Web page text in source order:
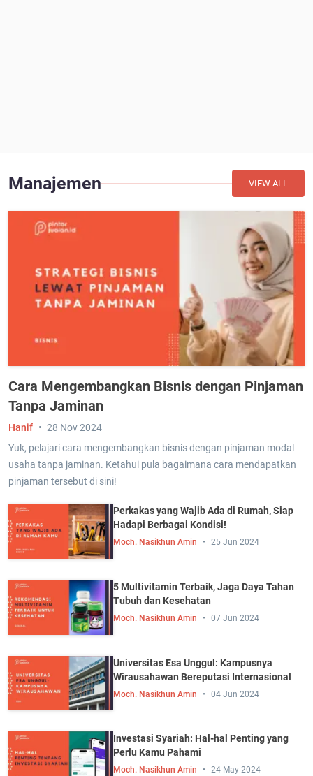
Manajemen VIEW ALL
Cara Mengembangkan Bisnis dengan Pinjaman
Tanpa Jaminan
Yuk, pelajari cara mengembangkan bisnis dengan pinjaman modal
usaha tanpa jaminan. Ketahui pula bagaimana cara mendapatkan
pinjaman tersebut di sini!
Hanif 28 Nov 2024
Perkakas yang Wajib Ada di Rumah, Siap
Hadapi Berbagai Kondisi!
Moch. Nasikhun Amin 25 Jun 2024
5 Multivitamin Terbaik, Jaga Daya Tahan
Tubuh dan Kesehatan
Moch. Nasikhun Amin 07 Jun 2024
Universitas Esa Unggul: Kampusnya
Wirausahawan Bereputasi Internasional
Moch. Nasikhun Amin 04 Jun 2024
Investasi Syariah: Hal-hal Penting yang
Perlu Kamu Pahami
Moch. Nasikhun Amin 24 May 2024